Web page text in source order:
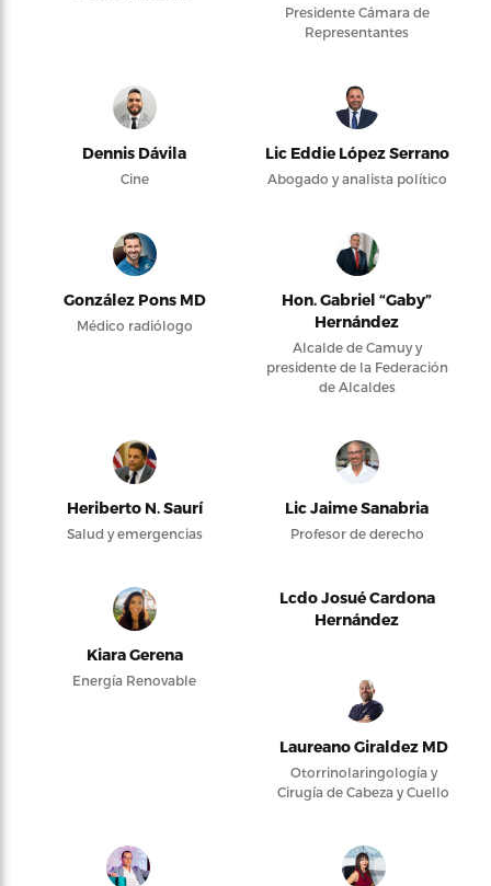
Presidente Cámara de
Representantes
Dennis Dávila
Cine
Lic Eddie López Serrano
Abogado y analista político
González Pons MD
Médico radiólogo
Hon. Gabriel “Gaby”
Hernández
Alcalde de Camuy y
presidente de la Federación
de Alcaldes
Heriberto N. Saurí
Salud y emergencias
Lic Jaime Sanabria
Profesor de derecho
Kiara Gerena
Energía Renovable
Lcdo Josué Cardona
Hernández
Laureano Giraldez MD
Otorrinolaringología y
Cirugía de Cabeza y Cuello